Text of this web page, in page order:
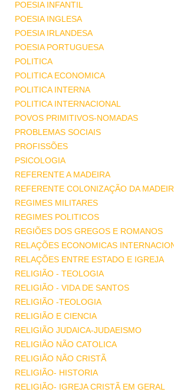
POESIA INFANTIL
POESIA INGLESA
POESIA IRLANDESA
POESIA PORTUGUESA
POLITICA
POLITICA ECONOMICA
POLITICA INTERNA
POLITICA INTERNACIONAL
POVOS PRIMITIVOS-NOMADAS
PROBLEMAS SOCIAIS
PROFISSÕES
PSICOLOGIA
REFERENTE A MADEIRA
REFERENTE COLONIZAÇÃO DA
REGIMES MILITARES
REGIMES POLITICOS
REGIÕES DOS GREGOS E ROMANOS
RELAÇÕES ECONOMICAS
RELAÇÕES ENTRE ESTADO E IGREJA
RELIGIÃO - TEOLOGIA
RELIGIÃO - VIDA DE SANTOS
RELIGIÃO -TEOLOGIA
RELIGIÃO E CIENCIA
RELIGIÃO JUDAICA-JUDAEISMO
RELIGIÃO NÃO CATOLICA
RELIGIÃO NÃO CRISTÃ
RELIGIÃO- HISTORIA
RELIGIÃO- IGREJA CRISTÃ EM GERAL